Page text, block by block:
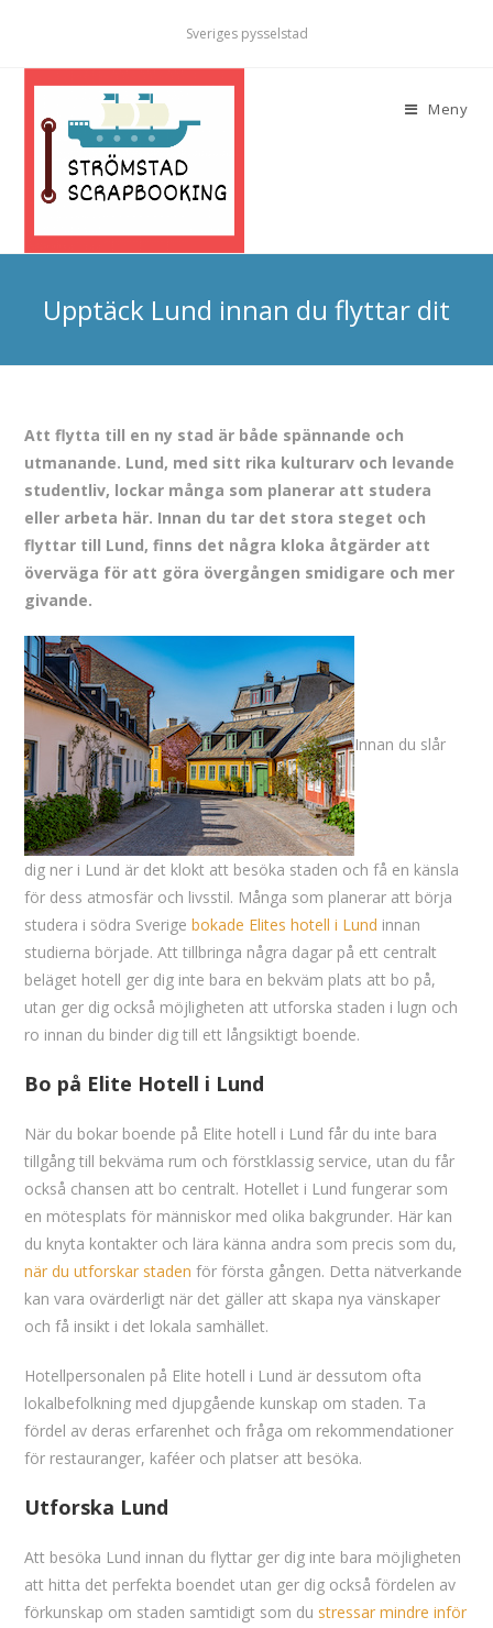
Sveriges pysselstad
Meny
Upptäck Lund innan du flyttar dit
Att flytta till en ny stad är både spännande och
utmanande. Lund, med sitt rika kulturarv och levande
studentliv, lockar många som planerar att studera
eller arbeta här. Innan du tar det stora steget och
flyttar till Lund, finns det några kloka åtgärder att
överväga för att göra övergången smidigare och mer
givande.
Innan du slår
dig ner i Lund är det klokt att besöka staden och få en känsla
för dess atmosfär och livsstil. Många som planerar att börja
studera i södra Sverigebokade Elites hotell i Lund innan
studierna började. Att tillbringa några dagar på ett centralt
beläget hotell ger dig inte bara en bekväm plats att bo på,
utan ger dig också möjligheten att utforska staden i lugn och
ro innan du binder dig till ett långsiktigt boende.
Bo på Elite Hotell i Lund
När du bokar boende på Elite hotell i Lund får du inte bara
tillgång till bekväma rum och förstklassig service, utan du får
också chansen att bo centralt. Hotellet i Lund fungerar som
en mötesplats för människor med olika bakgrunder. Här kan
du knyta kontakter och lära känna andra som precis som du,
när du utforskar staden för första gången. Detta nätverkande
kan vara ovärderligt när det gäller att skapa nya vänskaper
och få insikt i det lokala samhället.
Hotellpersonalen på Elite hotell i Lund är dessutom ofta
lokalbefolkning med djupgående kunskap om staden. Ta
fördel av deras erfarenhet och fråga om rekommendationer
för restauranger, kaféer och platser att besöka.
Utforska Lund
Att besöka Lund innan du flyttar ger dig inte bara möjligheten
att hitta det perfekta boendet utan ger dig också fördelen av
förkunskap om staden samtidigt som du stressar mindre inför